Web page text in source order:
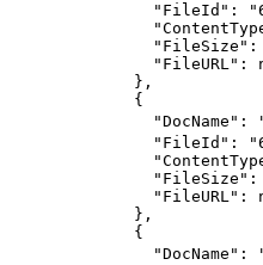
"FileId" : "
"FileSize" :
"FileURL" :
},
{
"DocName" :
"FileId" : "
"FileSize" :
"FileURL" :
},
{
"DocName" :